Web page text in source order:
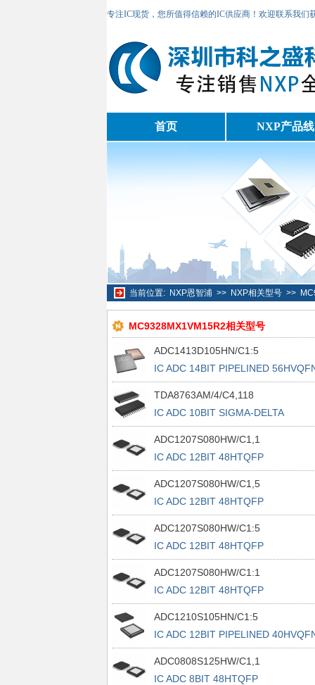
专注IC现货，您所值得信赖的IC供应商！欢迎联系我们
首页 NXP产品线
当前位置: NXP恩智浦>> NXP相关型号>>
MC9328MX1VM15R2相关型号
ADC1413D105HN/C1:5
IC ADC 14BIT PIPELINED
TDA8763AM/4/C4,118
IC ADC 10BIT SIGMA-DELTA
28SSOP
ADC1207S080HW/C1,1
IC ADC 12BIT 48HTQFP
ADC1207S080HW/C1,5
IC ADC 12BIT 48HTQFP
ADC1207S080HW/C1:5
IC ADC 12BIT 48HTQFP
ADC1207S080HW/C1:1
IC ADC 12BIT 48HTQFP
ADC1210S105HN/C1:5
IC ADC 12BIT PIPELINED
ADC0808S125HW/C1,1
IC ADC 8BIT 48HTQFP